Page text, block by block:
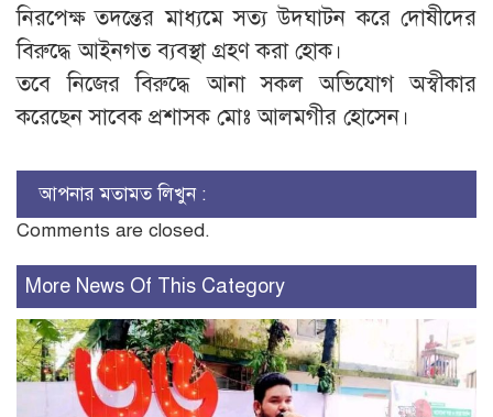
নিরপেক্ষ তদন্তের মাধ্যমে সত্য উদঘাটন করে দোষীদের
বিরুদ্ধে আইনগত ব্যবস্থা গ্রহণ করা হোক।
তবে নিজের বিরুদ্ধে আনা সকল অভিযোগ অস্বীকার
করেছেন সাবেক প্রশাসক মোঃ আলমগীর হোসেন।
আপনার মতামত লিখুন :
Comments are closed.
More News Of This Category